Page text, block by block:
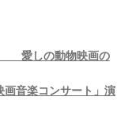
しの動物映画の
音楽コンサート」演